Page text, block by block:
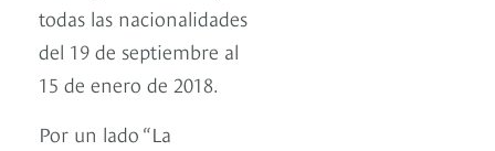
todas las nacionalidades
del 19 de septiembre al
15 de enero de 2018.
Por un lado “La